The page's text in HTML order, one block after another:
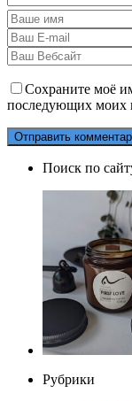
Сохраните моё
последующих моих
Поиск по
Рубрики